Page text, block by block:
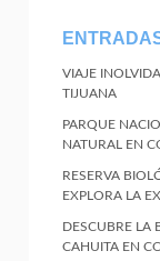
VIAJE
TIJUANA
PARQUE
NATURAL EN
RESERVA
EXPLORA LA
DESCUBRE LA
CAHUITA EN